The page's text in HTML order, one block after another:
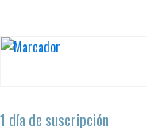
1 día de suscripción